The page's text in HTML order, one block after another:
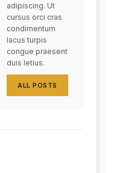
adipiscing. Ut
cursus orci cras
condimentum
lacus turpis
congue praesent
duis letius.
ALL POSTS